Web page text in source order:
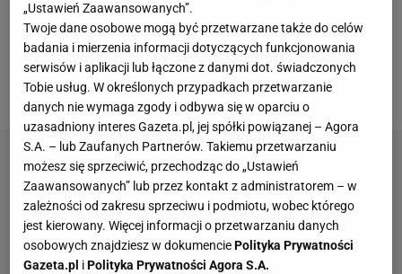
Brazylijczyka Bernardo do austriackiego Red Bulla
Salzburg, wobec czego trzykrotny reprezentant
Polski byłby zmiennikiem na lewym wahadle dla
Anglika Solomona Marcha.
„Ustawień Zaawansowanych”.
Twoje dane osobowe mogą być przetwarzane także do celów
badania i mierzenia informacji dotyczących funkcjonowania
serwisów i aplikacji lub łączone z danymi dot. świadczonych
Tobie usług. W określonych przypadkach przetwarzanie
danych nie wymaga zgody i odbywa się w oparciu o
uzasadniony interes Gazeta.pl, jej spółki powiązanej – Agora
S.A. – lub Zaufanych Partnerów. Takiemu przetwarzaniu
możesz się sprzeciwić, przechodząc do „Ustawień
Zaawansowanych” lub przez kontakt z administratorem – w
zależności od zakresu sprzeciwu i podmiotu, wobec którego
jest kierowany. Więcej informacji o przetwarzaniu danych
osobowych znajdziesz w dokumenciePolityka Prywatności
Gazeta.pl iPolityka Prywatności Agora S.A.